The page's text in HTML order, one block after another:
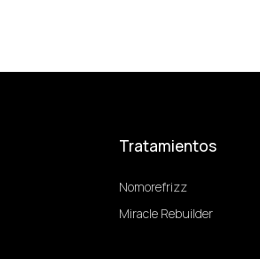
Tratamientos
Nomorefrizz
Miracle Rebuilder